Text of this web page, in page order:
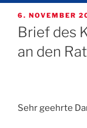
AM
6. NOVEMBER
Brief des
an den
Sehr geehrte